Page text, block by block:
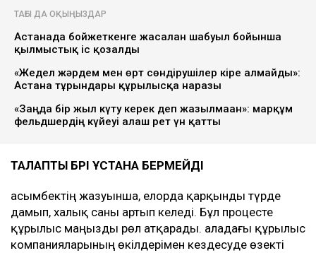
ТАҒЫ ДА ОҚЫҢЫЗДАР
Астанада бойжеткенге жасалған шабуыл бойынша
қылмыстық іс қозғалды
«Жедел жәрдем мен өрт сөндірушілер кіре алмайды»:
Астана тұрғындары құрылысқа наразы
«Заңда бір жыл күту керек деп жазылмаған»: марқұм
фельдшердің күйеуі алғаш рет үн қатты
ТАЛАПТЫ БӘРІ ҰСТАНА БЕРМЕЙДІ
Қасымбектің жазуынша, елорда қарқынды түрде
дамып, халық саны артып келеді. Бұл процесте
құрылыс маңызды рөл атқарады. Қаладағы құрылыс
компанияларының өкілдерімен кездесуде өзекті